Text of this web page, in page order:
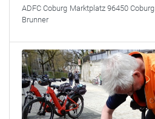
ADFC Coburg Marktplatz 96450 Coburg
Brunner